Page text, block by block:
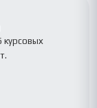
курсовых